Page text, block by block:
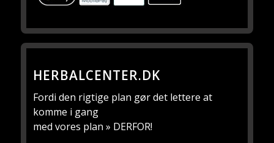
HERBALCENTER.DK
Fordi den rigtige plan gør det lettere at
komme i gang
med vores plan » DERFOR!